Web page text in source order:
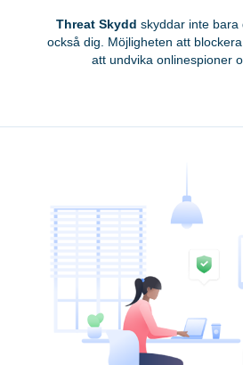
Threat Skydd skyddar inte bara
också dig. Möjligheten att
att undvika onlinespioner